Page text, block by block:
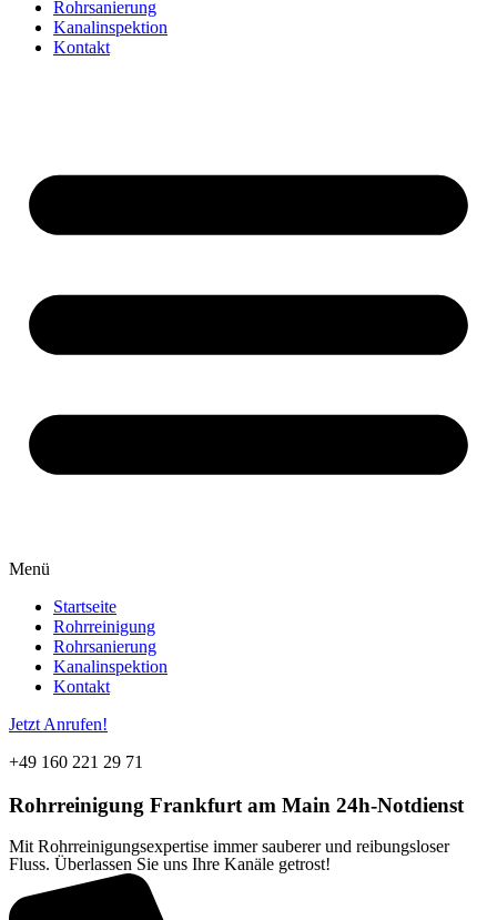
Rohrsanierung
Kanalinspektion
Kontakt
Menü
Startseite
Rohrreinigung
Rohrsanierung
Kanalinspektion
Kontakt
Jetzt Anrufen!
+49 160 221 29 71
Rohrreinigung Frankfurt am Main 24h-Notdienst
Mit Rohrreinigungsexpertise immer sauberer und reibungsloser
Fluss. Überlassen Sie uns Ihre Kanäle getrost!